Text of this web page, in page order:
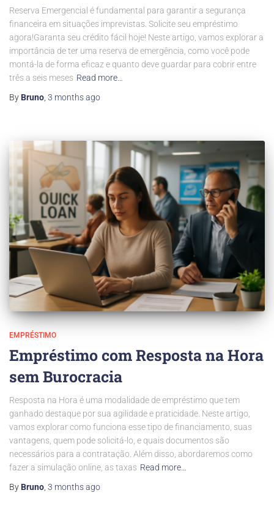
Reserva Emergencial é fundamental para garantir a segurança
financeira em situações imprevistas. Solicite seu empréstimo
agora!Garanta seu crédito fácil hoje! Neste artigo, vamos explorar a
importância de ter uma reserva de emergência, como você pode
montá-la de forma eficaz e quanto deve guardar para cobrir entre
três a seis meses Read more…
By Bruno, 3 monthsago
EMPRÉSTIMO
Empréstimo com Resposta na Hora
sem Burocracia
Resposta na Hora é uma modalidade de empréstimo que tem
ganhado destaque por sua agilidade e praticidade. Neste artigo,
vamos explorar como funciona esse tipo de financiamento, suas
vantagens, quem pode solicitá-lo, e quais documentos são
necessários para a contratação. Além disso, abordaremos como
fazer a simulação online, as taxas Read more…
By Bruno 3 monthsago